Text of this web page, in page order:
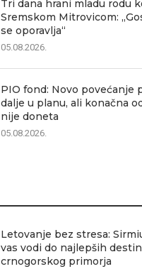
Tri dana hrani mladu rodu
Sremskom Mitrovicom:
se oporavlja“
05.08.2026.
PIO fond: Novo povećanje
dalje u planu, ali konačna
nije doneta
05.08.2026.
Letovanje bez stresa:
vas vodi do najlepših
crnogorskog primorja